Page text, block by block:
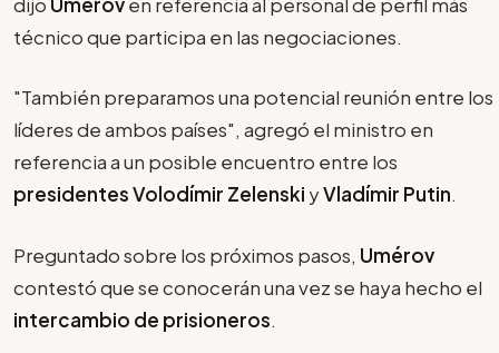
técnico que participa en las negociaciones.
"También preparamos una potencial reunión entre los
líderes de ambos países", agregó el ministro en
referencia a un posible encuentro entre los
presidentes Volodímir Zelenski yVladímir Putin.
Preguntado sobre los próximos pasos, Umérov
contestó que se conocerán una vez se haya hecho el
intercambio de prisioneros.